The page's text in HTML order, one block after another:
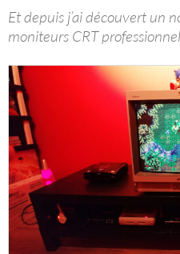
Et depuis j’ai découvert un
moniteurs CRT